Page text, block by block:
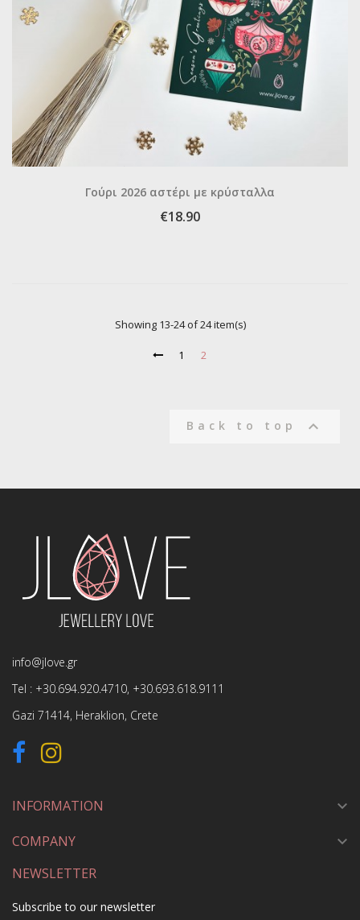
Γούρι 2026 αστέρι με κρύσταλλα
€18.90
Showing 13-24 of 24 item(s)
1 2
Back to top 
info@jlove.gr
Tel : +30.694.920.4710, +30.693.618.9111
Gazi 71414, Heraklion, Crete
INFORMATION 
COMPANY 
NEWSLETTER
Subscribe to our newsletter